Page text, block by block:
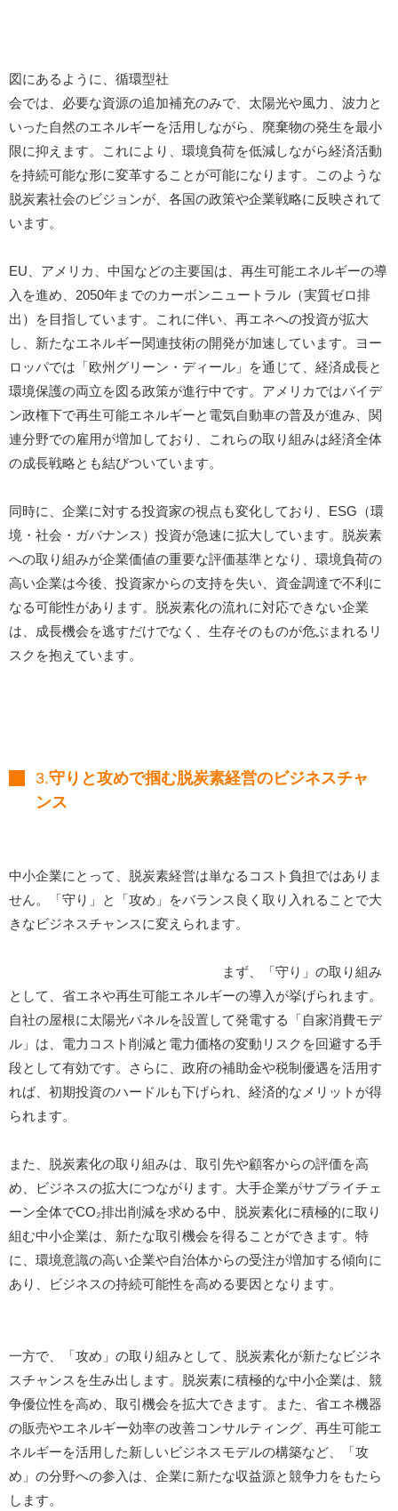
図にあるように、循環型社
会では、必要な資源の追加補充のみで、太陽光や風力、波力と
いった自然のエネルギーを活用しながら、廃棄物の発生を最小
限に抑えます。これにより、環境負荷を低減しながら経済活動
を持続可能な形に変革することが可能になります。このような
脱炭素社会のビジョンが、各国の政策や企業戦略に反映されて
います。
EU、アメリカ、中国などの主要国は、再生可能エネルギーの導
入を進め、2050年までのカーボンニュートラル（実質ゼロ排
出）を目指しています。これに伴い、再エネへの投資が拡大
し、新たなエネルギー関連技術の開発が加速しています。ヨー
ロッパでは「欧州グリーン・ディール」を通じて、経済成長と
環境保護の両立を図る政策が進行中です。アメリカではバイデ
ン政権下で再生可能エネルギーと電気自動車の普及が進み、関
連分野での雇用が増加しており、これらの取り組みは経済全体
の成長戦略とも結びついています。
同時に、企業に対する投資家の視点も変化しており、ESG（環
境・社会・ガバナンス）投資が急速に拡大しています。脱炭素
への取り組みが企業価値の重要な評価基準となり、環境負荷の
高い企業は今後、投資家からの支持を失い、資金調達で不利に
なる可能性があります。脱炭素化の流れに対応できない企業
は、成長機会を逃すだけでなく、生存そのものが危ぶまれるリ
スクを抱えています。
3.守りと攻めで掴む脱炭素経営のビジネスチャ
ンス
中小企業にとって、脱炭素経営は単なるコスト負担ではありま
せん。「守り」と「攻め」をバランス良く取り入れることで大
きなビジネスチャンスに変えられます。
まず、「守り」の取り組み
として、省エネや再生可能エネルギーの導入が挙げられます。
自社の屋根に太陽光パネルを設置して発電する「自家消費モデ
ル」は、電力コスト削減と電力価格の変動リスクを回避する手
段として有効です。さらに、政府の補助金や税制優遇を活用す
れば、初期投資のハードルも下げられ、経済的なメリットが得
られます。
また、脱炭素化の取り組みは、取引先や顧客からの評価を高
め、ビジネスの拡大につながります。大手企業がサプライチェ
ーン全体でCO₂排出削減を求める中、脱炭素化に積極的に取り
組む中小企業は、新たな取引機会を得ることができます。特
に、環境意識の高い企業や自治体からの受注が増加する傾向に
あり、ビジネスの持続可能性を高める要因となります。
一方で、「攻め」の取り組みとして、脱炭素化が新たなビジネ
スチャンスを生み出します。脱炭素に積極的な中小企業は、競
争優位性を高め、取引機会を拡大できます。また、省エネ機器
の販売やエネルギー効率の改善コンサルティング、再生可能エ
ネルギーを活用した新しいビジネスモデルの構築など、「攻
め」の分野への参入は、企業に新たな収益源と競争力をもたら
します。